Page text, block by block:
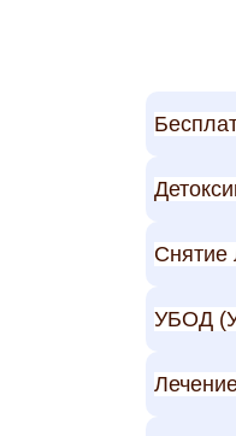
Снятие
УБОД